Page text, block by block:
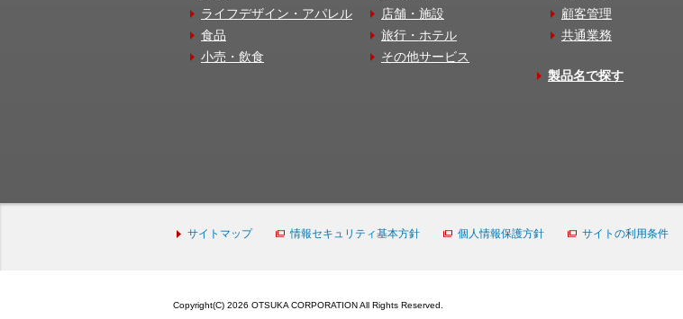
ライフデザイン・アパレル
食品
小売・飲食
店舗・施設
旅行・ホテル
その他サービス
顧客管理
共通業務
製品名で探す
サイトマップ 情報セキュリティ基本方針 個人情報保護方針 サイトの利用条件
Copyright(C) 2026 OTSUKA CORPORATION All Rights Reserved.